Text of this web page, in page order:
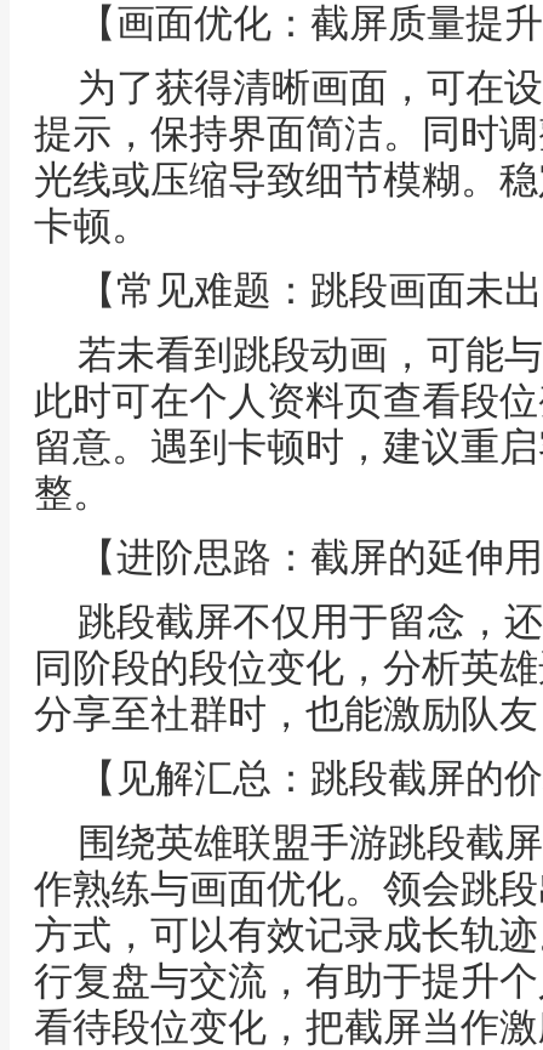
【画面优化：截屏质量提
为了获得清晰画面，可在
提示，保持界面简洁。同时
光线或压缩导致细节模糊。
卡顿。
【常见难题：跳段画面未
若未看到跳段动画，可能
此时可在个人资料页查看段
留意。遇到卡顿时，建议重
整。
【进阶思路：截屏的延伸
跳段截屏不仅用于留念，
同阶段的段位变化，分析英
分享至社群时，也能激励队
【见解汇总：跳段截屏的
围绕英雄联盟手游跳段截
作熟练与画面优化。领会跳
方式，可以有效记录成长轨
行复盘与交流，有助于提升
看待段位变化，把截屏当作